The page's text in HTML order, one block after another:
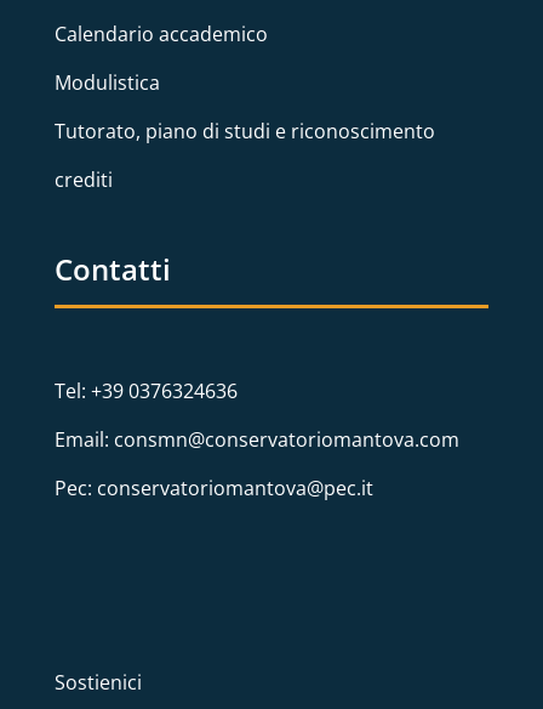
Calendario accademico
Modulistica
Tutorato, piano di studi e riconoscimento
crediti
Contatti
Tel: +39 0376324636
Email: consmn@conservatoriomantova.com
Pec: conservatoriomantova@pec.it
Sostienici